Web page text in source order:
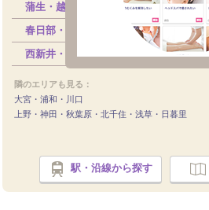
蒲生・越谷
春日部・久喜・羽生 （186）
西新井・竹ノ塚・草加
隣のエリアも見る：
大宮・浦和・川口
上野・神田・秋葉原・北千住・浅草・日暮里
駅・沿線から探す